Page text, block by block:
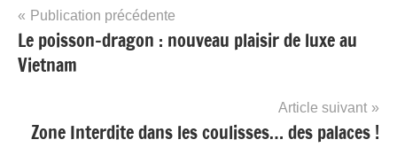
Navigation
de
l’article
Publication précédente
Le poisson-dragon : nouveau plaisir de luxe au
Vietnam
Article suivant
Zone Interdite dans les coulisses… des palaces !